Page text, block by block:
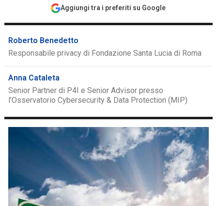
Aggiungi tra i preferiti su Google
Roberto Benedetto
Responsabile privacy di Fondazione Santa Lucia di Roma
Anna Cataleta
Senior Partner di P4I e Senior Advisor presso
l’Osservatorio Cybersecurity & Data Protection (MIP)